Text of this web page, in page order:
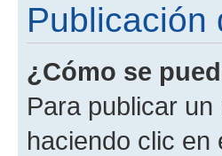
Publicación
¿Cómo se
Para publicar
haciendo clic en